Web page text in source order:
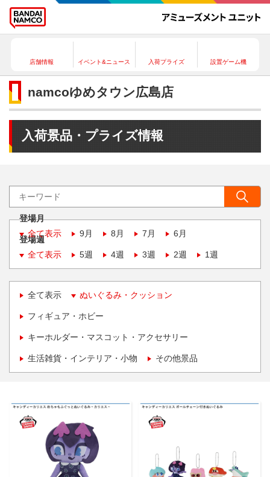
店舗情報 イベント&ニュース 入荷プライズ 設置ゲーム機
namcoゆめタウン広島店
入荷景品・プライズ情報
登場月
全て表示
9月 8月 7月 6月
登場週
全て表示
5週 4週 3週 2週 1週
全て表示 ぬいぐるみ・クッション
フィギュア・ホビー
キーホルダー・マスコット・アクセサリー
生活雑貨・インテリア・小物 その他景品